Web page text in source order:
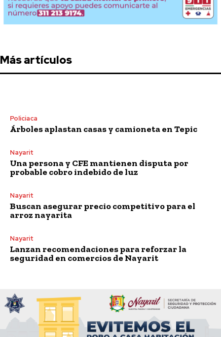
Más artículos
Policiaca
Árboles aplastan casas y camioneta en Tepic
Nayarit
Una persona y CFE mantienen disputa por
probable cobro indebido de luz
Nayarit
Buscan asegurar precio competitivo para el
arroz nayarita
Nayarit
Lanzan recomendaciones para reforzar la
seguridad en comercios de Nayarit